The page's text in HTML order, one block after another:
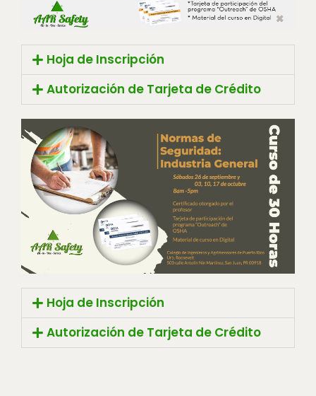
Hoja de Inscripción
Autorización de Tarjeta de Crédito
Hoja de Inscripción
Autorización de Tarjeta de Crédito